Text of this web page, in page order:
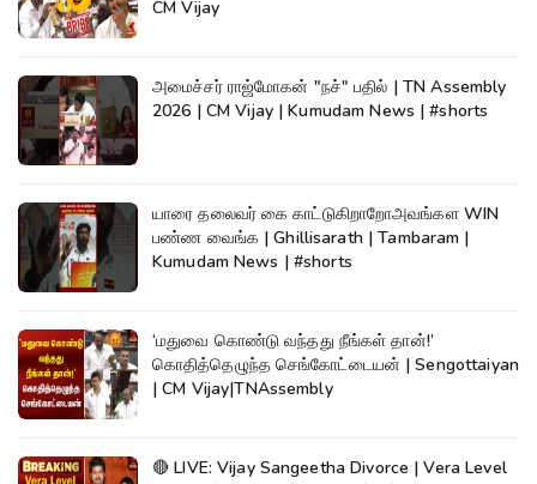
CM Vijay
அமைச்சர் ராஜ்மோகன் "நச்" பதில் | TN Assembly
2026 | CM Vijay | Kumudam News | #shorts
யாரை தலைவர் கை காட்டுகிறாறோஅவங்கள WIN
பண்ண வைங்க | Ghillisarath | Tambaram |
Kumudam News | #shorts
‘மதுவை கொண்டு வந்தது நீங்கள் தான்!’
கொதித்தெழுந்த செங்கோட்டையன் | Sengottaiyan
| CM Vijay|TNAssembly
🔴 LIVE: Vijay Sangeetha Divorce | Vera Level